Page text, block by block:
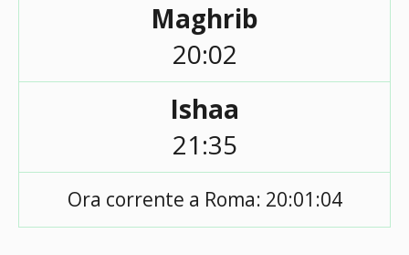
Maghrib
20:02
Ishaa
21:35
Ora corrente a Roma: 20:01:04